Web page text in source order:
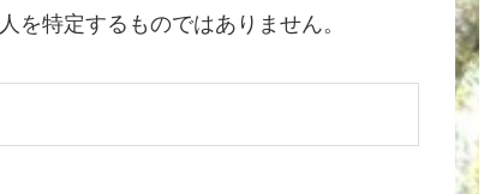
を特定するものではありません。